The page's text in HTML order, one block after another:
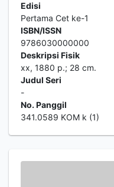
Edisi
Pertama Cet ke-1
ISBN/ISSN
9786030000000
Deskripsi Fisik
xx, 1880 p.; 28 cm.
Judul Seri
-
No. Panggil
341.0589 KOM k (1)